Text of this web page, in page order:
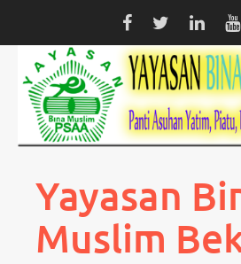
content
Yayasan
Muslim